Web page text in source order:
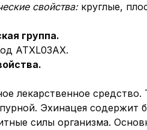
свойства: круглые,
группа.
АТХL03AX.
лекарственное
Эхинацея
силы организма.